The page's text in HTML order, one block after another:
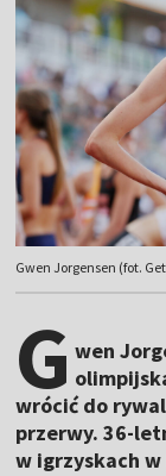
Gwen Jorgensen (fot.
G wen
wrócić do
przerwy. 36-
w igrzyskach w